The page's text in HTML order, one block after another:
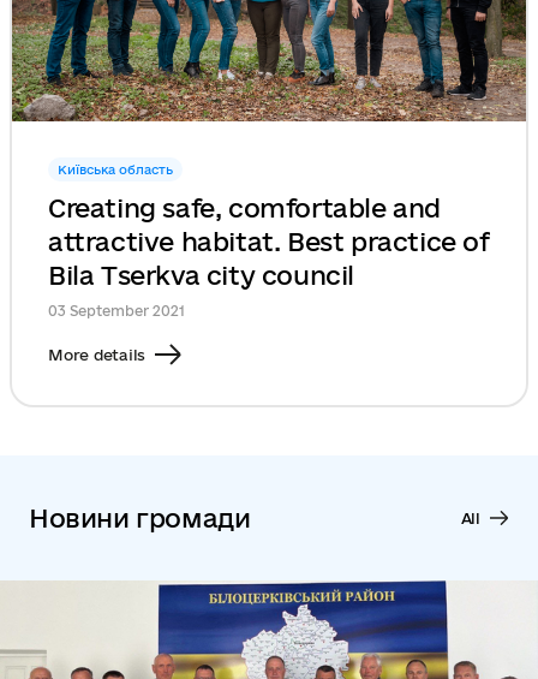
Київська область
Creating safe, comfortable and
attractive habitat. Best practice of
Bila Tserkva city council
03 September 2021
More details
Новини громади All